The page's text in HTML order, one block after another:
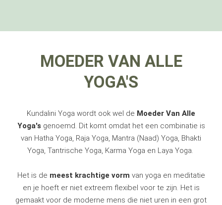
MOEDER VAN ALLE
YOGA'S
Kundalini Yoga wordt ook wel de Moeder Van Alle
Yoga's genoemd. Dit komt omdat het een combinatie is
van Hatha Yoga, Raja Yoga, Mantra (Naad) Yoga, Bhakti
Yoga, Tantrische Yoga, Karma Yoga en Laya Yoga.
Het is de meest krachtige vorm van yoga en meditatie
en je hoeft er niet extreem flexibel voor te zijn. Het is
gemaakt voor de moderne mens die niet uren in een grot